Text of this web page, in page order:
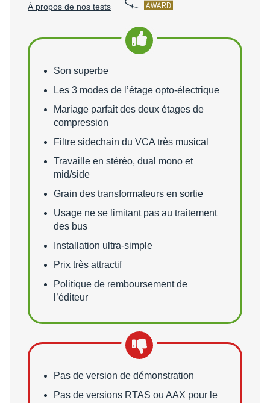
À propos de nos tests AWARD
Points forts
Son superbe
Les 3 modes de l’étage opto-électrique
Mariage parfait des deux étages de
compression
Filtre sidechain du VCA très musical
Travaille en stéréo, dual mono et
mid/side
Grain des transformateurs en sortie
Usage ne se limitant pas au traitement
des bus
Installation ultra-simple
Prix très attractif
Politique de remboursement de
l’éditeur
Points faibles
Pas de version de démonstration
Pas de versions RTAS ou AAX pour le